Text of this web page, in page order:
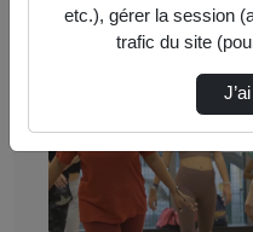
etc.), gérer la session
trafic du site